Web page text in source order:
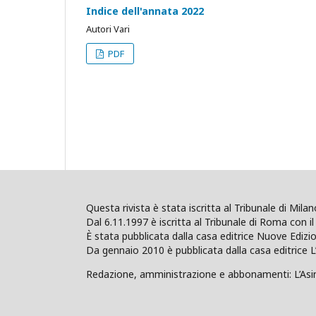
Indice dell'annata 2022
Autori Vari
PDF
Questa rivista è stata iscritta al Tribunale di
Dal 6.11.1997 è iscritta al Tribunale di Roma con il
È stata pubblicata dalla casa editrice Nuove
Da gennaio 2010 è pubblicata dalla casa editrice
Redazione, amministrazione e abbonamenti: